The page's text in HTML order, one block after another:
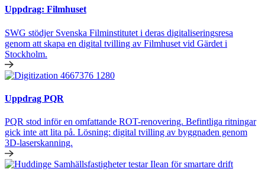
Uppdrag: Filmhuset
SWG stödjer Svenska Filminstitutet i deras digitaliseringsresa
genom att skapa en digital tvilling av Filmhuset vid Gärdet i
Stockholm.
Uppdrag PQR
PQR stod inför en omfattande ROT-renovering. Befintliga ritningar
gick inte att lita på. Lösning: digital tvilling av byggnaden genom
3D-laserskanning.